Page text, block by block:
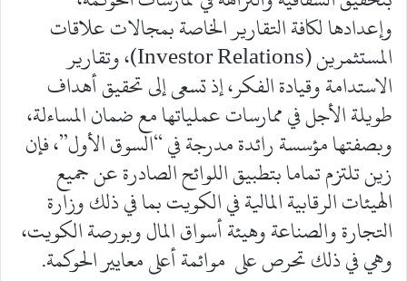
وإعدادها لكافة التقارير الخاصة بمجالات علاقات
المستثمرين (Investor Relations)، وتقارير
الاستدامة وقيادة الفكر، إذ تسعى إلى تحقيق أهداف
طويلة الأجل في ممارسات عملياتها مع ضمان المساءلة،
وبصفتها مؤسسة رائدة مدرجة في “السوق الأول”، فإن
زين تلتزم تماما بتطبيق اللوائح الصادرة عن جميع
الهيئات الرقابية المالية في الكويت بما في ذلك وزارة
التجارة والصناعة وهيئة أسواق المال وبورصة الكويت،
وهي في ذلك تحرص على موائمة أعلى معايير الحوكمة.